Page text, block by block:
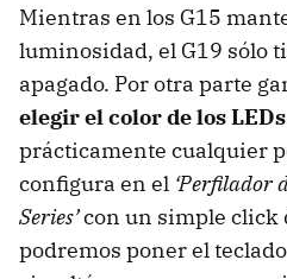
Mientras en los G15
luminosidad, el G19 sólo
apagado. Por otra parte
elegir el color de los LEDs
prácticamente cualquier
configura en el ‘Perfilador
Series’con un simple click
podremos poner el